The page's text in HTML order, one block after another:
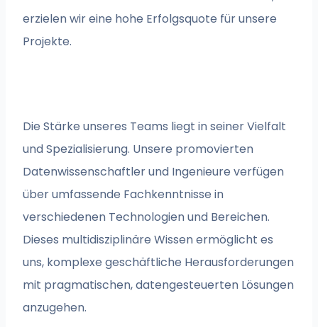
erzielen wir eine hohe Erfolgsquote für unsere
Projekte.
Die Stärke unseres Teams liegt in seiner Vielfalt
und Spezialisierung. Unsere promovierten
Datenwissenschaftler und Ingenieure verfügen
über umfassende Fachkenntnisse in
verschiedenen Technologien und Bereichen.
Dieses multidisziplinäre Wissen ermöglicht es
uns, komplexe geschäftliche Herausforderungen
mit pragmatischen, datengesteuerten Lösungen
anzugehen.